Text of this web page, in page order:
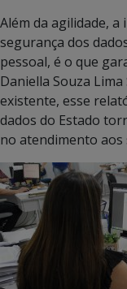
Além da agilidade,
segurança dos
pessoal, é o que
Daniella Souza
existente, esse
dados do Estado
no atendimento